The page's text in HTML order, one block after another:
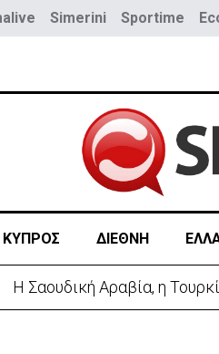
Simerini Sportime
ΚΥΠΡΟΣ ΔΙΕΘΝΗ
Η Σαουδική Αραβία, η